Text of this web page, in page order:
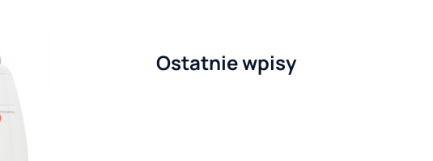
Ostatnie wpisy